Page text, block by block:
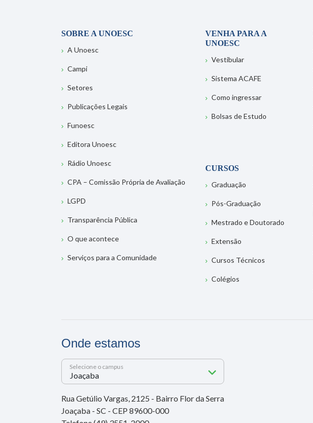
SOBRE A UNOESC
A Unoesc
Campi
Setores
Publicações Legais
Funoesc
Editora Unoesc
Rádio Unoesc
CPA – Comissão Própria de Avaliação
LGPD
Transparência Pública
O que acontece
Serviços para a Comunidade
VENHA PARA A
UNOESC
Vestibular
Sistema ACAFE
Como ingressar
Bolsas de Estudo
CURSOS
Graduação
Pós-Graduação
Mestrado e Doutorado
Extensão
Cursos Técnicos
Colégios
Onde estamos
Selecione o campus
Rua Getúlio Vargas, 2125 - Bairro Flor da Serra
Joaçaba - SC - CEP 89600-000